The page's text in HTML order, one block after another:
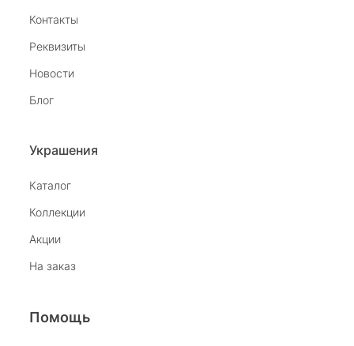
Контакты
Реквизиты
Новости
Блог
Украшения
Каталог
Коллекции
Акции
На заказ
Помощь